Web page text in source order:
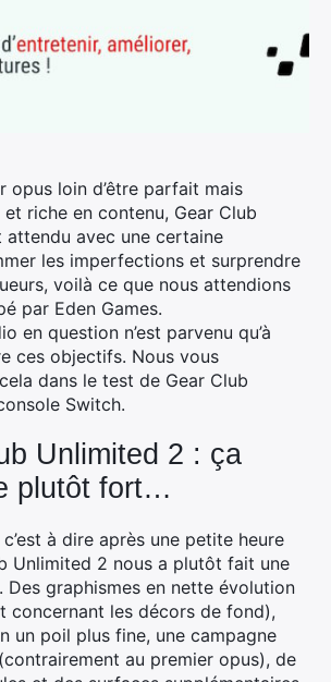
opus loin d’être parfait mais
riche en contenu, Gear Club
avec une certaine
les imperfections et surprendre
voilà ce que nous attendions
par Eden Games.
en question n’est parvenu qu’à
ces objectifs. Nous vous
dans le test de Gear Club
Switch.
Unlimited 2 : ça
plutôt fort…
à dire après une petite heure
Unlimited 2 nous a plutôt fait une
Des graphismes en nette évolution
concernant les décors de fond),
un poil plus fine, une campagne
au premier opus), de